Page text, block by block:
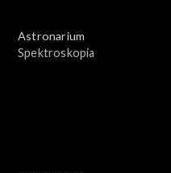
Astronarium
Spektroskopia